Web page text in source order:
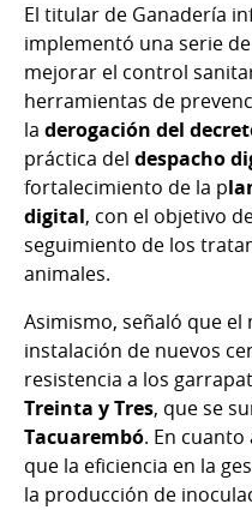
El titular de Ganadería
implementó una serie
mejorar el control
herramientas de
la derogación del
práctica del despacho
fortalecimiento de la p
digital, con el objetivo
seguimiento de los
animales.
Asimismo, señaló que
instalación de nuevos
resistencia a los
Treinta y Tres, que se
Tacuarembó. En
que la eficiencia en la
la producción de